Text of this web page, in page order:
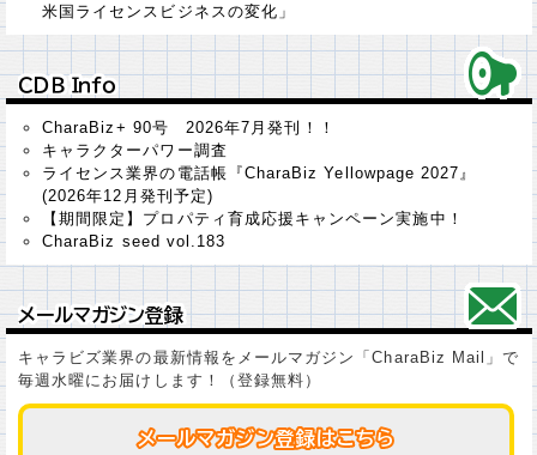
米国ライセンスビジネスの変化」
ＣＤＢ Ｉｎｆｏ
ＣＤＢ Ｉｎｆｏ
CharaBiz+ 90号 2026年7月発刊！！
キャラクターパワー調査
ライセンス業界の電話帳『CharaBiz Yellowpage 2027』
(2026年12月発刊予定)
【期間限定】プロパティ育成応援キャンペーン実施中！
CharaBiz seed vol.183
メールマガジン登録
メールマガジン登録
キャラビズ業界の最新情報をメールマガジン「CharaBiz Mail」で
毎週水曜にお届けします！（登録無料）
メールマガジン登録はこちら
メールマガジン登録はこちら